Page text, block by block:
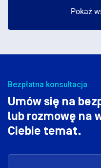
Pokaż
Bezpłatna konsultacja
Umów się na
lub rozmowę na
Ciebie temat.